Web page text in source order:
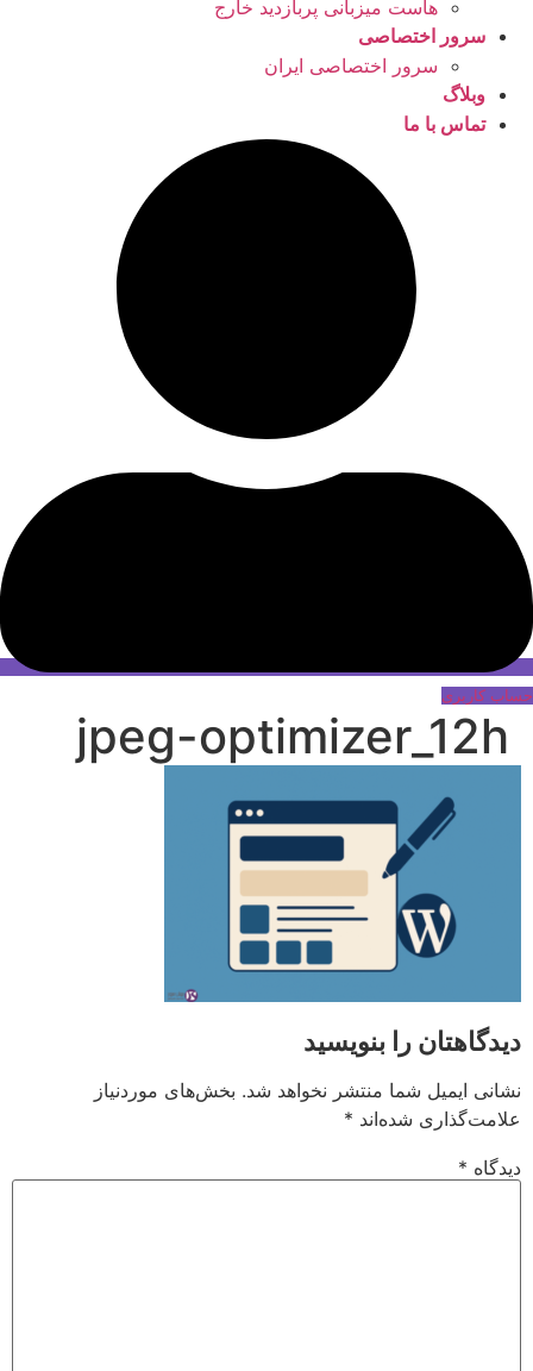
هاست میزبانی پربازدید خارج
سرور اختصاصی
سرور اختصاصی ایران
وبلاگ
تماس با ما
حساب کاربری
jpeg-optimizer_12h
دیدگاهتان را بنویسید
نشانی ایمیل شما منتشر نخواهد شد. بخش‌های موردنیاز
علامت‌گذاری شده‌اند *
دیدگاه *